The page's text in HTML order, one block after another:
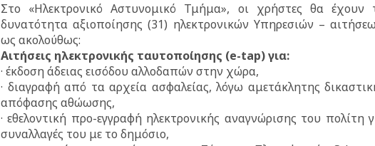
Στο «Ηλεκτρονικό Αστυνομικό Τμήμα», οι χρήστες θα έχουν
δυνατότητα αξιοποίησης (31) ηλεκτρονικών Υπηρεσιών –
ως ακολούθως:
Αιτήσεις ηλεκτρονικής ταυτοποίησης (e-tap) για:
· έκδοση άδειας εισόδου αλλοδαπών στην χώρα,
· διαγραφή από τα αρχεία ασφαλείας, λόγω αμετάκλητης
απόφασης αθώωσης,
· εθελοντική προ-εγγραφή ηλεκτρονικής αναγνώρισης του πολίτη
συναλλαγές του με το δημόσιο,